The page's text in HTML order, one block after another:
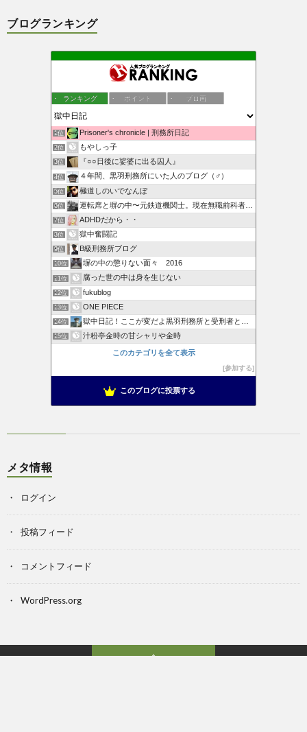
ブログランキング
ランキング ポイント ブロ画
1位 Prisoner's chronicle | 刑務所日記
2位 もやしっ子
3位 『○○日後に娑婆に出る囚人』
4位 ４年間、黒羽刑務所にいた人のブログ（♂）
5位 極道しのいでなんぼ
6位 運転席と塀の中〜元鉄道機関士。現在無職前科者のブログ〜
7位 ADHDだから・・
8位 獄中奮闘記
9位 B級刑務所ブログ
10位 塀の中の懲りない面々 2016
11位 腐った世の中は身を生じない
12位 fukublog
13位 ONE PIECE
14位 獄中日記！ここが変だよ黒羽刑務所と受刑者と刑務官
15位 汁粉亭金時の甘シャリや金時
このカテゴリを全て表示
参加する
このブログに投票する
メタ情報
ログイン
投稿フィード
コメントフィード
WordPress.org